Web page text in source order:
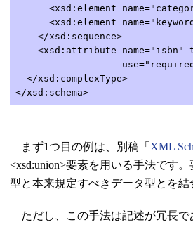
<xsd:element
<xsd:element
</xsd:sequence>
<xsd:attribute name="isbn"
use="required"
</xsd:complexType>
</xsd:schema>
まず1つ目の例は、別稿「 XML
<xsd:union>要素を用いる手法です
型と本来規定すべきデータ型とを
ただし、この手法は記述が冗長で